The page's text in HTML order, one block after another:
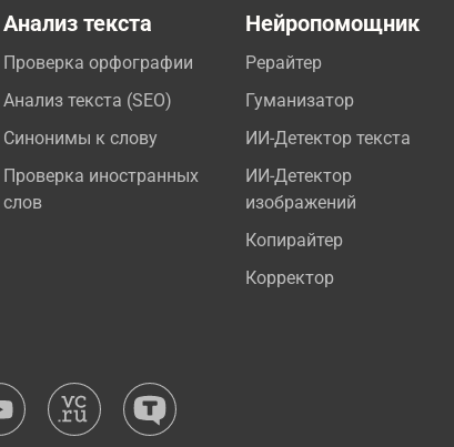
Анализ текста
Проверка орфографии
Анализ текста (SEO)
Синонимы к слову
Проверка иностранных
слов
Нейропомощник
Рерайтер
Гуманизатор
ИИ-Детектор текста
ИИ-Детектор
изображений
Копирайтер
Корректор